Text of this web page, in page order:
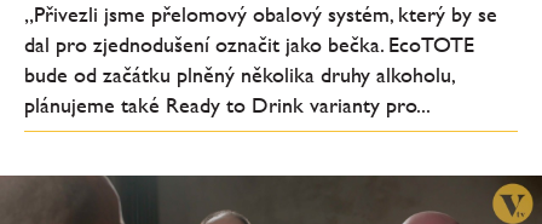
„Přivezli jsme přelomový obalový systém, který by se
dal pro zjednodušení označit jako bečka. EcoTOTE
bude od začátku plněný několika druhy alkoholu,
plánujeme také Ready to Drink varianty pro...